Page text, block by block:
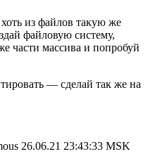
из файлов такую же
файловую систему,
части массива и попробуй
— сделай так же на
26.06.21 23:43:33 MSK